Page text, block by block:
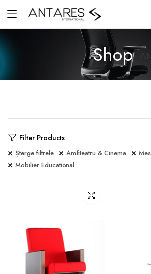
Shop
Filter Products
Șterge filtrele Amfiteatru & Cinema
Mobilier Educational